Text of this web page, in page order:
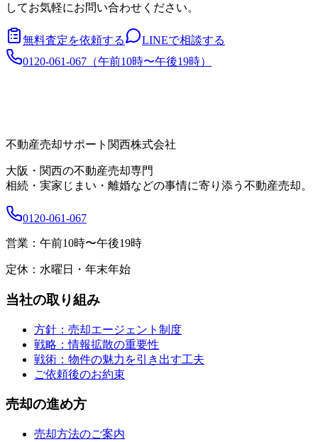
してお気軽にお問い合わせください。
無料査定を依頼する
LINEで相談する
0120-061-067 （午前10時〜午後19時）
不動産売却サポート関西株式会社
大阪・関西の不動産売却専門
相続・実家じまい・離婚などの事情に寄り添う不動産売却。
0120-061-067
営業： 午前10時〜午後19時
定休： 水曜日・年末年始
当社の取り組み
方針：売却エージェント制度
戦略：情報拡散の重要性
戦術：物件の魅力を引き出す工夫
ご依頼後のお約束
売却の進め方
売却方法のご案内